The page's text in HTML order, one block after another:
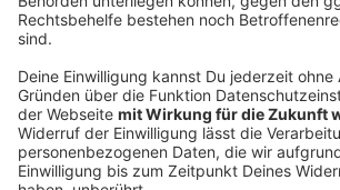
auch den Ausflug mit einem Besuch im
Archäologischen Park verbinden.
Zur Internetseite der Xantener Südsee
Anzeige